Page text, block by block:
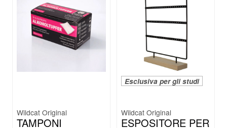
Wildcat Original
TAMPONI
Esclusiva per gli studi
Wildcat Original
ESPOSITORE PER